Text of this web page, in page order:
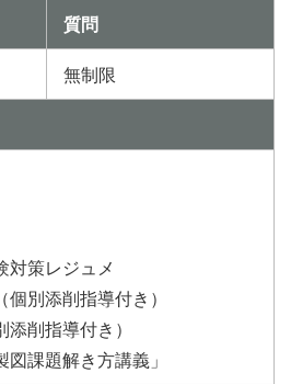
質問
無制限
策レジュメ
別添削指導付き）
削指導付き）
課題解き方講義」